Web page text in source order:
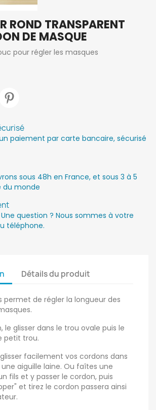
ROND TRANSPARENT
DE MASQUE
pour régler les masques
paiement par carte bancaire, sécurisé
sous 48h en France, et sous 3 à 5
du monde
question ? Nous sommes à votre
téléphone.
Détails du produit
permet de régler la longueur des
le glisser dans le trou ovale puis le
petit trou.
facilement vos cordons dans
aiguille laine. Ou faîtes une
fils et y passer le cordon, puis
et tirez le cordon passera ainsi